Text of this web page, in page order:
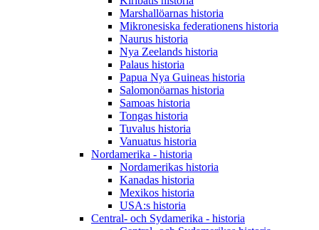
Marshallöarnas historia
Mikronesiska federationens historia
Naurus historia
Nya Zeelands historia
Palaus historia
Papua Nya Guineas historia
Salomonöarnas historia
Samoas historia
Tongas historia
Tuvalus historia
Vanuatus historia
Nordamerika - historia
Nordamerikas historia
Kanadas historia
Mexikos historia
USA:s historia
Central- och Sydamerika - historia